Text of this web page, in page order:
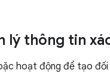
lý thông tin
hoạt động để tạo